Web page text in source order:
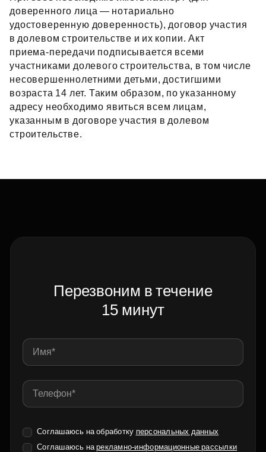
доверенного лица — нотариально
удостоверенную доверенность), договор участия
в долевом строительстве и их копии. Акт
приема‑передачи подписывается всеми
участниками долевого строительства, в том числе
несовершеннолетними детьми, достигшими
возраста 14 лет. Таким образом, по указанному
адресу необходимо явиться всем лицам,
указанным в договоре участия в долевом
строительстве.
Перезвоним в течение
15 минут
Соглашаюсь на обработку персональных данных
Соглашаюсь нарекламно-информационные рассылки